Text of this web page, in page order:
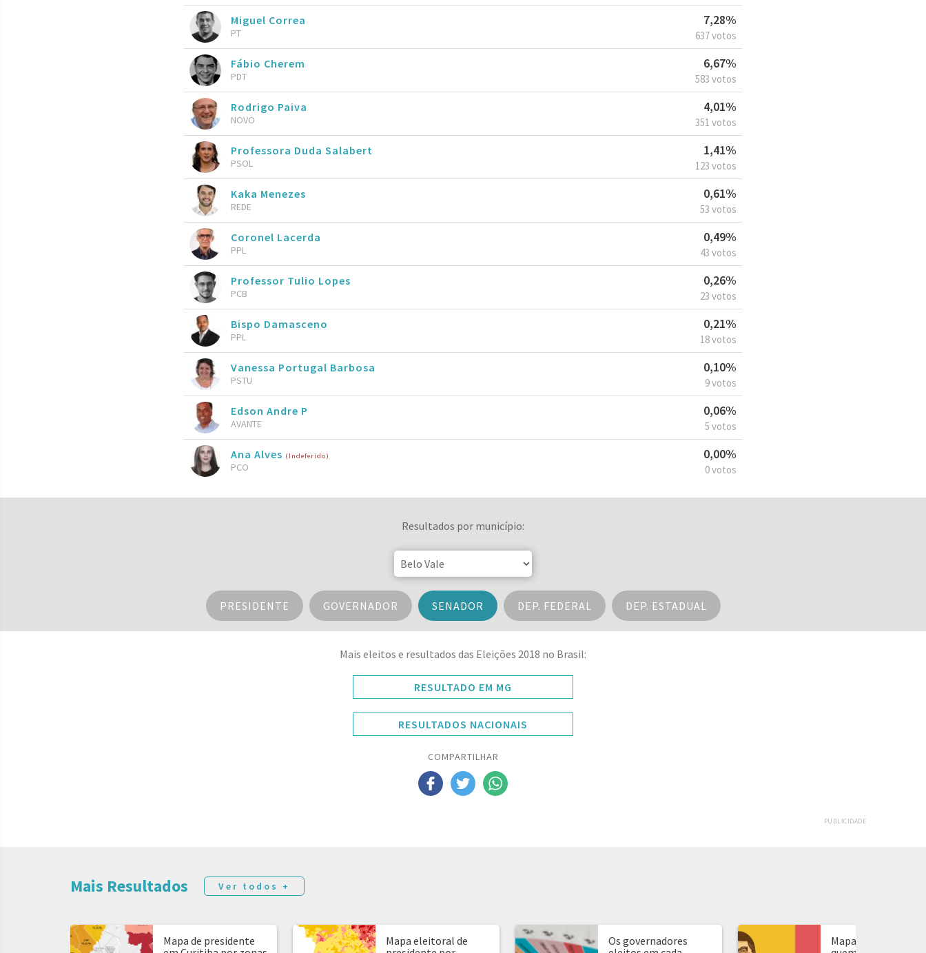
Miguel Correa
PT
7,28%
637 votos
Fábio Cherem
PDT
6,67%
583 votos
Rodrigo Paiva
NOVO
4,01%
351 votos
Professora Duda Salabert
PSOL
1,41%
123 votos
Kaka Menezes
REDE
0,61%
53 votos
Coronel Lacerda
PPL
0,49%
43 votos
Professor Tulio Lopes
PCB
0,26%
23 votos
Bispo Damasceno
PPL
0,21%
18 votos
Vanessa Portugal Barbosa
PSTU
0,10%
9 votos
Edson Andre P
AVANTE
0,06%
5 votos
Ana Alves (Indeferido)
PCO
0,00%
0 votos
Resultados por município:
PRESIDENTE GOVERNADOR SENADOR DEP. FEDERAL DEP. ESTADUAL
Mais eleitos e resultados das Eleições 2018 no Brasil:
RESULTADO EM MG
RESULTADOS NACIONAIS
COMPARTILHAR
PUBLICIDADE
Mais Resultados Ver todos +
Mapa de presidente
Mapa eleitoral de
Os governadores
Mapa de presidente: